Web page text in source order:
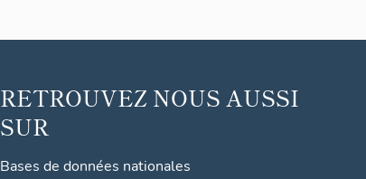
RETROUVEZ NOUS AUSSI
SUR
Bases de données nationales